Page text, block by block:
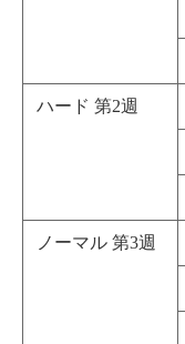
ハード 第2週
ノーマル 第3週